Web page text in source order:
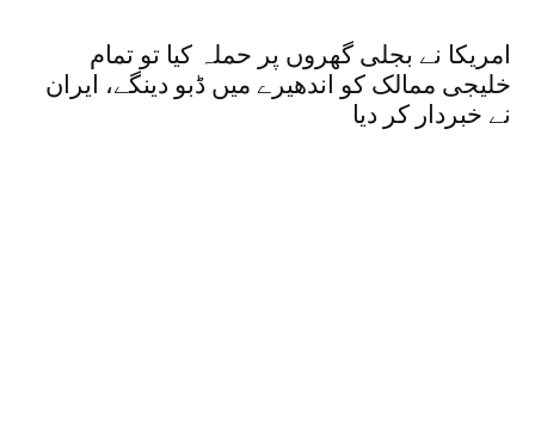
امریکا نے بجلی گھروں پر حملہ کیا تو تمام
خلیجی ممالک کو اندھیرے میں ڈبو دینگے، ایران
نے خبردار کر دیا